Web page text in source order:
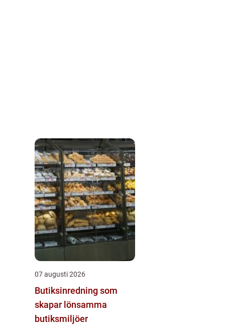
07 augusti 2026
Butiksinredning som
skapar lönsamma
butiksmiljöer